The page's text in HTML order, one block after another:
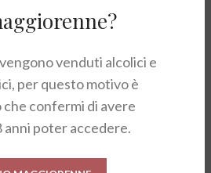
venduti alcolici e
per questo motivo è
che confermi di avere
anni poter accedere.
le salse in generale.
per la preparazione di pasta
pasta al forno.
a Gragnano, un posto